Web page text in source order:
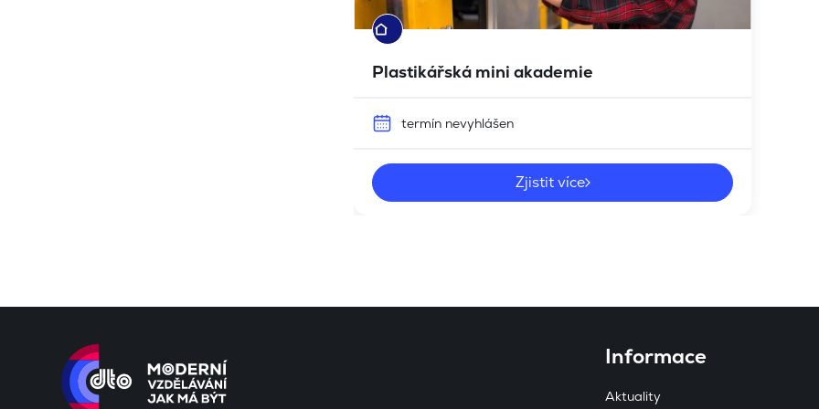
Plastikářská mini akademie
termín nevyhlášen
Zjistit více
Informace
Aktuality